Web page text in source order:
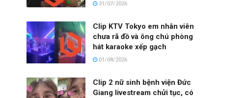
31/07/2026
Clip KTV Tokyo em nhân viên
chưa rã đồ và ông chú phòng
hát karaoke xếp gạch
01/08/2026
Clip 2 nữ sinh bệnh viện Đức
Giang livestream chửi tục, có